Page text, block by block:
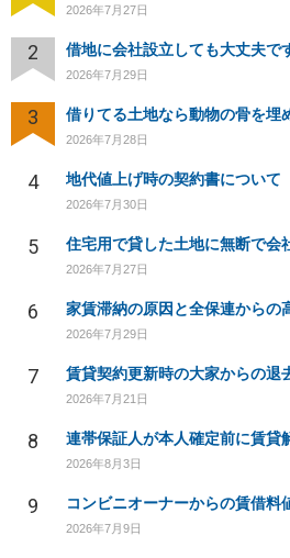
2026年7月27日
2 借地に会社設立しても大丈夫で
2026年7月29日
3 借りてる土地なら動物の骨を埋
2026年7月28日
4 地代値上げ時の契約書について
2026年7月30日
5 住宅用で貸した土地に無断で会
2026年7月27日
6 家賃滞納の原因と全保連からの
2026年7月29日
7 賃貸契約更新時の大家からの退
2026年7月21日
8
2026年8月3日
9
2026年7月9日